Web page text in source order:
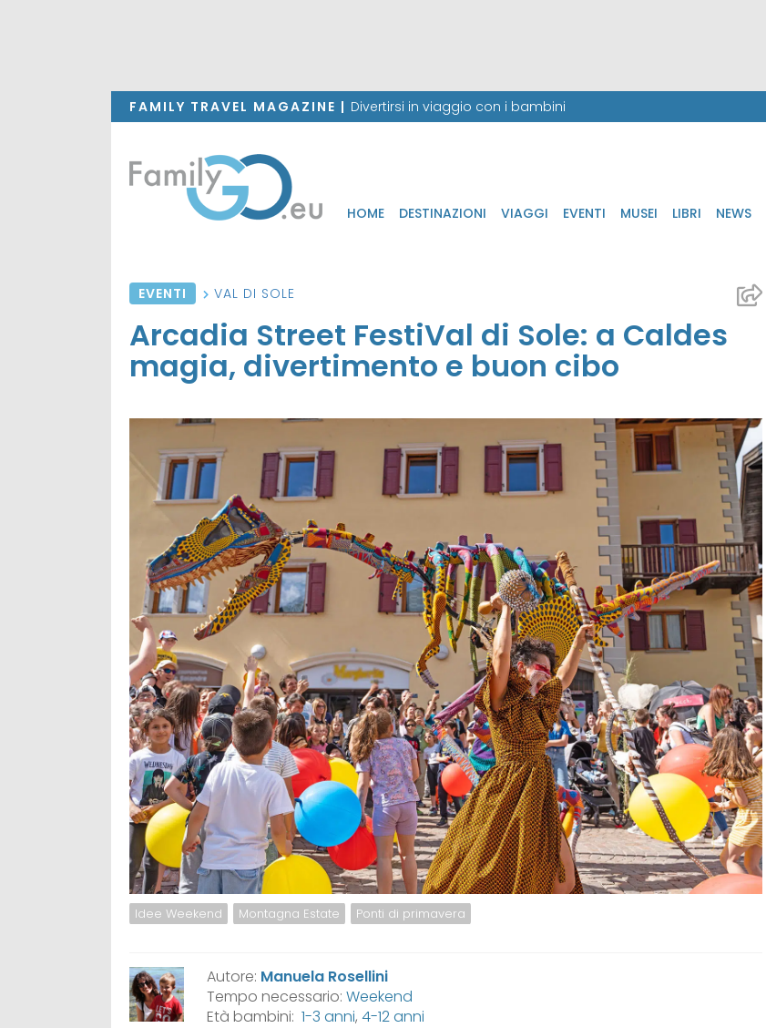
FAMILY TRAVEL MAGAZINE | Divertirsi in viaggio con i bambini
HOME DESTINAZIONI VIAGGI EVENTI MUSEI LIBRI NEWS
EVENTI VAL DI SOLE
Arcadia Street FestiVal di Sole: a Caldes
magia, divertimento e buon cibo
Idee Weekend Montagna Estate Ponti di primavera
Autore: Manuela Rosellini
Tempo necessario: Weekend
Età bambini: 1-3 anni, 4-12 anni